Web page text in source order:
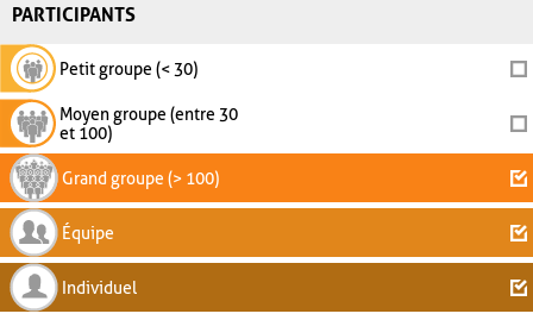
PARTICIPANTS
Petit groupe (< 30)
Moyen groupe (entre 30
et 100)
Grand groupe (> 100)
Équipe
Individuel